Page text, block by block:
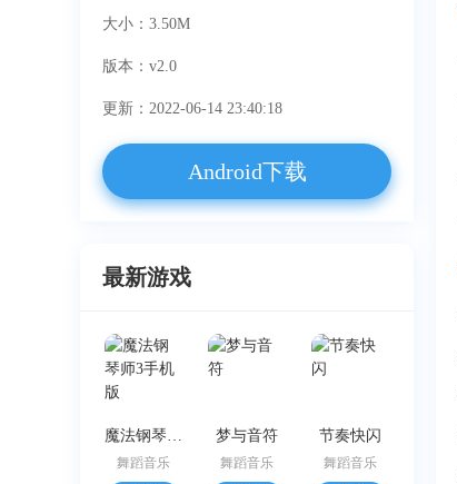
大小：3.50M
版本：v2.0
更新：2022-06-14 23:40:18
Android下载
最新游戏
魔法钢琴师3手机版
舞蹈音乐
梦与音符
舞蹈音乐
节奏快闪
舞蹈音乐